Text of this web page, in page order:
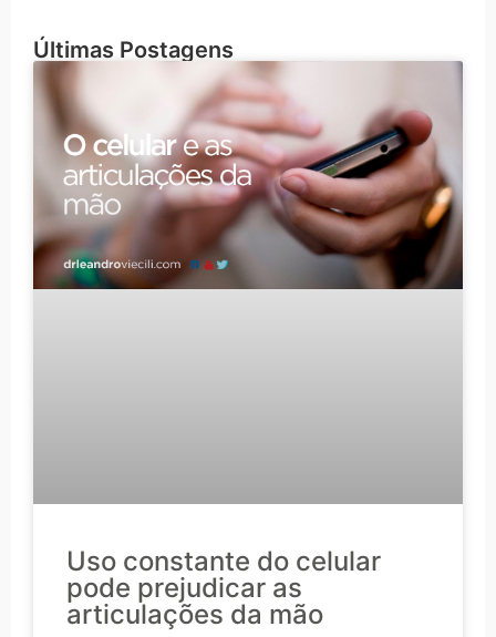
Últimas Postagens
Uso constante do celular
pode prejudicar as
articulações da mão